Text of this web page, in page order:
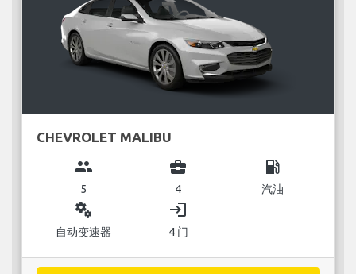
CHEVROLET MALIBU
group
5
business_center
4
local_gas_station
汽油
miscellaneous_services
自动变速器
login
4 门